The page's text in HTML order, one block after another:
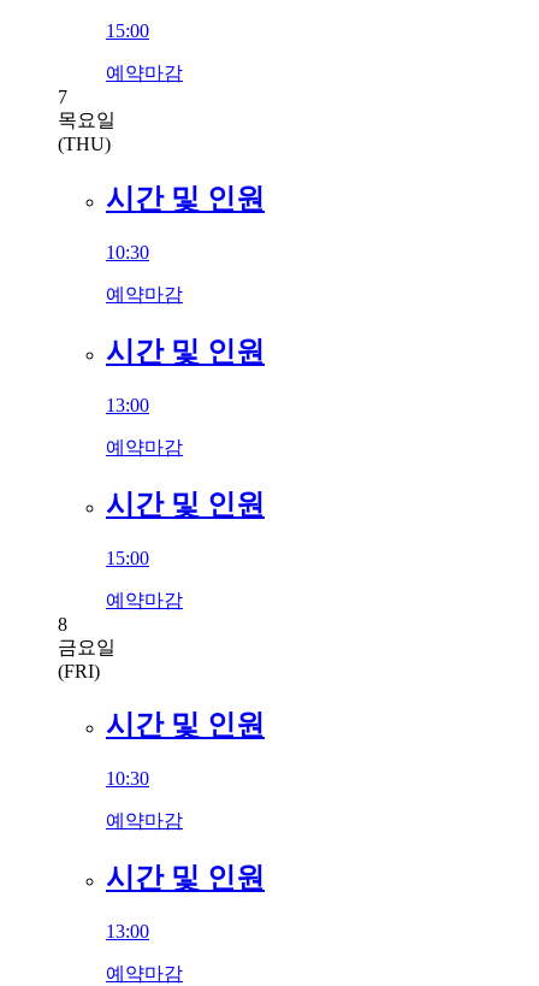
15:00
예약마감
7
목요일
(THU)
시간 및 인원
10:30
예약마감
시간 및 인원
13:00
예약마감
시간 및 인원
15:00
예약마감
8
금요일
(FRI)
시간 및 인원
10:30
예약마감
시간 및 인원
13:00
예약마감